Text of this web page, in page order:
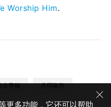
Worship Him.
会带领 共同敬拜
更多功能，它还可以帮助